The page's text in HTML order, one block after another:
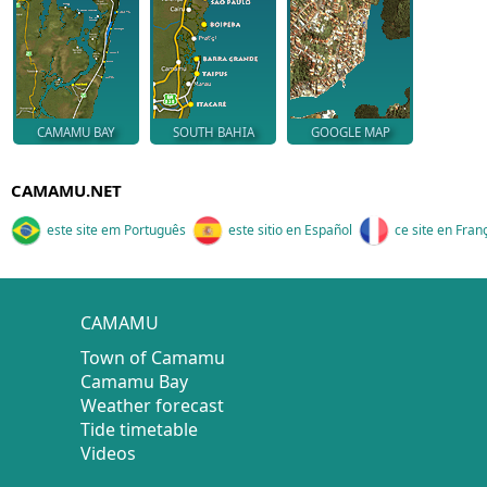
CAMAMU BAY SOUTH BAHIA GOOGLE MAP
CAMAMU.NET
este site em Português este sitio en Español ce site en
CAMAMU
Town of Camamu
Camamu Bay
Weather forecast
Tide timetable
Videos